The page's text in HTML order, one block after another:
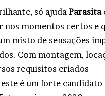
só ajuda Parasita
nos momentos certos e
misto de sensações
Com montagem,
requisitos criados
é um forte candidato